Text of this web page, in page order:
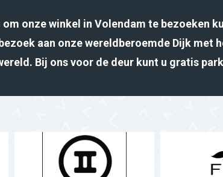
om onze winkel in Volendam te bezoeken
aan onze wereldberoemde Dijk met
Bij ons voor de deur kunt u gratis